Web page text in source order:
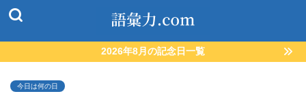
2026年8月の記念日一覧
今日は何の日